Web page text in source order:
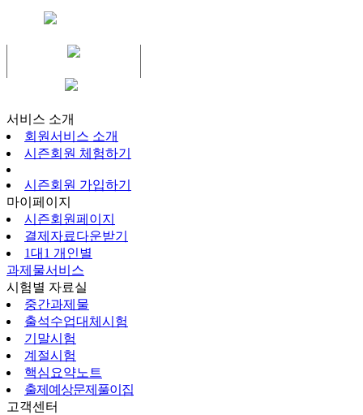
서비스 소개
회원서비스 소개
시즌회원 체험하기
시즌회원 가입하기
마이페이지
시즌회원페이지
결제자료다운받기
1대1 개인별
과제물서비스
시험별 자료실
중간과제물
출석수업대체시험
기말시험
계절시험
핵심요약노트
출제예상문제풀이집
고객센터